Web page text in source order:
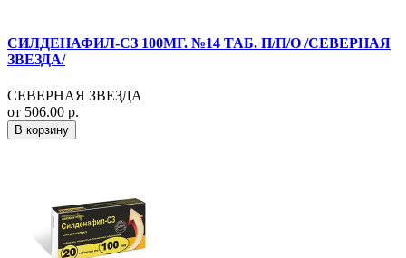
СИЛДЕНАФИЛ-СЗ 100МГ. №14 ТАБ. П/П/О /СЕВЕРНАЯ
ЗВЕЗДА/
СЕВЕРНАЯ ЗВЕЗДА
от 506.00 р.
В корзину